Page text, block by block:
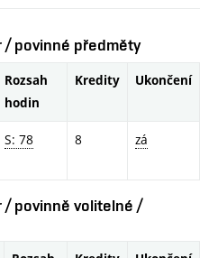
/ povinné předměty
Rozsah
hodin
Kredity Ukončení
S: 78 8 zá
/ povinně volitelné /